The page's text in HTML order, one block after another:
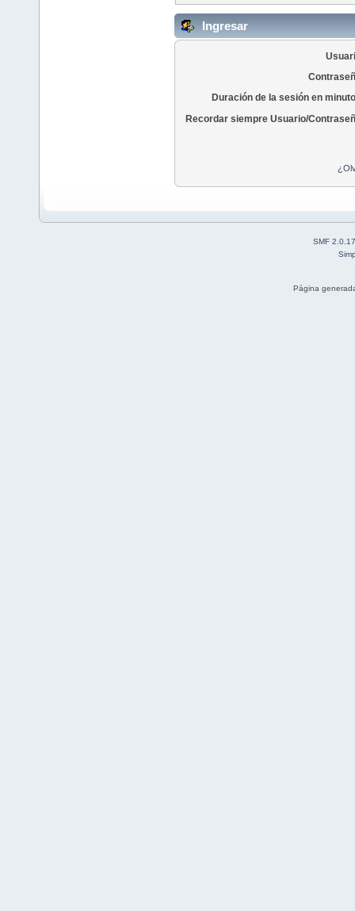
Ingresar
Duración de la sesión en
Recordar siempre Usuario/
SMF 2.0.17
Página